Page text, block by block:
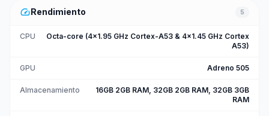
speedRendimiento 5
CPU
Octa-core (4x1.95 GHz Cortex-A53 & 4x1.45 GHz Cortex
A53)
GPU Adreno 505
Almacenamiento
16GB 2GB RAM, 32GB 2GB RAM, 32GB 3GB
RAM